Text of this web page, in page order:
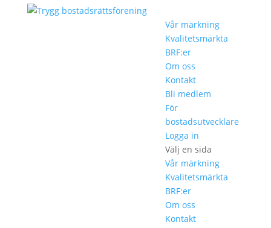
Vår märkning
Kvalitetsmärkta
BRF:er
Om oss
Kontakt
Bli medlem
För
bostadsutvecklare
Logga in
Välj en sida
Vår märkning
Kvalitetsmärkta
BRF:er
Om oss
Kontakt